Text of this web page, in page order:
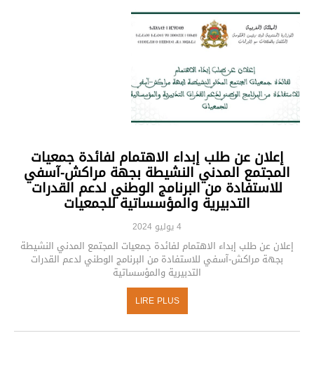
إعلان عن طلب إبداء الاهتمام لفائدة جمعيات
المجتمع المدني النشيطة بجهة مراكش-آسفي
للاستفادة من البرنامج الوطني لدعم القدرات
التدبيرية والمؤسساتية للجمعيات
4 يوليو 2024
إعلان عن طلب إبداء الاهتمام لفائدة جمعيات المجتمع المدني النشيطة
بجهة مراكش-آسفي للاستفادة من البرنامج الوطني لدعم القدرات
التدبيرية والمؤسساتية
LIRE PLUS